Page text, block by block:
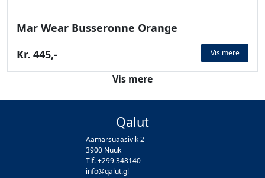
Mar Wear Busseronne Orange
Kr. 445,-
Vis mere
Vis mere
Qalut
Aamarsuaasivik 2
3900 Nuuk
Tlf. +299 348140
info@qalut.gl